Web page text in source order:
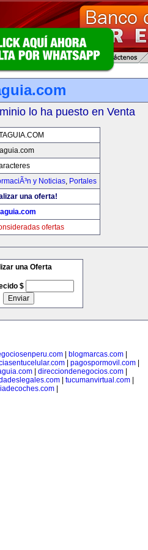
lo ha puesto en Venta
y Noticias, Portales
una oferta!
ofertas
una Oferta
$
| blogmarcas.com|
| pagospormovil.com|
| direcciondenegocios.com|
tucumanvirtual.com
|